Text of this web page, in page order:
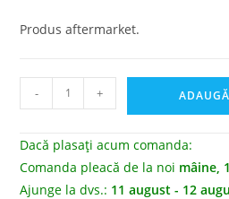
Produs aftermarket.
- +
Dacă plasați acum comanda:
Comanda pleacă de la noi mâine,
Ajunge la dvs.: 11 august - 12